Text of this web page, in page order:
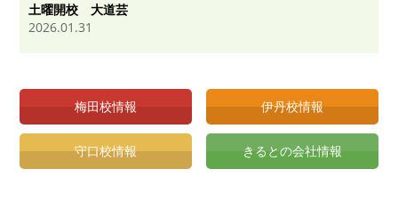
土曜開校 大道芸
2026.01.31
梅田校情報 伊丹校情報
守口校情報 きるとの会社情報